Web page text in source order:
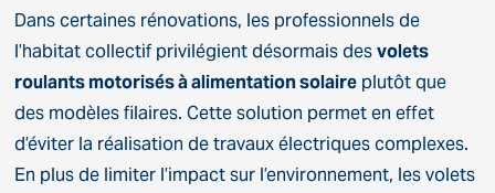
Dans certaines rénovations, les professionnels de
l’habitat collectif privilégient désormais desvolets
roulants motorisés à alimentation solaire plutôt que
des modèles filaires. Cette solution permet en effet
d’éviter la réalisation de travaux électriques complexes.
En plus de limiter l’impact sur l’environnement, les volets